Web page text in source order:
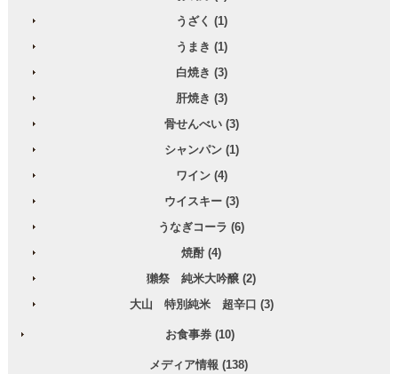
うざく (1)
うまき (1)
白焼き (3)
肝焼き (3)
骨せんべい (3)
シャンパン (1)
ワイン (4)
ウイスキー (3)
うなぎコーラ (6)
焼酎 (4)
獺祭 純米大吟醸 (2)
大山 特別純米 超辛口 (3)
お食事券 (10)
メディア情報 (138)